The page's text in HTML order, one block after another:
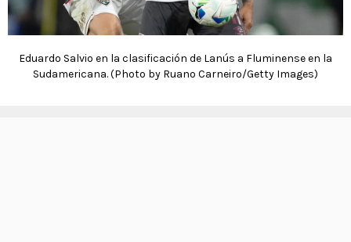
Eduardo Salvio en la clasificación de Lanús a Fluminense en la
Sudamericana. (Photo by Ruano Carneiro/Getty Images)